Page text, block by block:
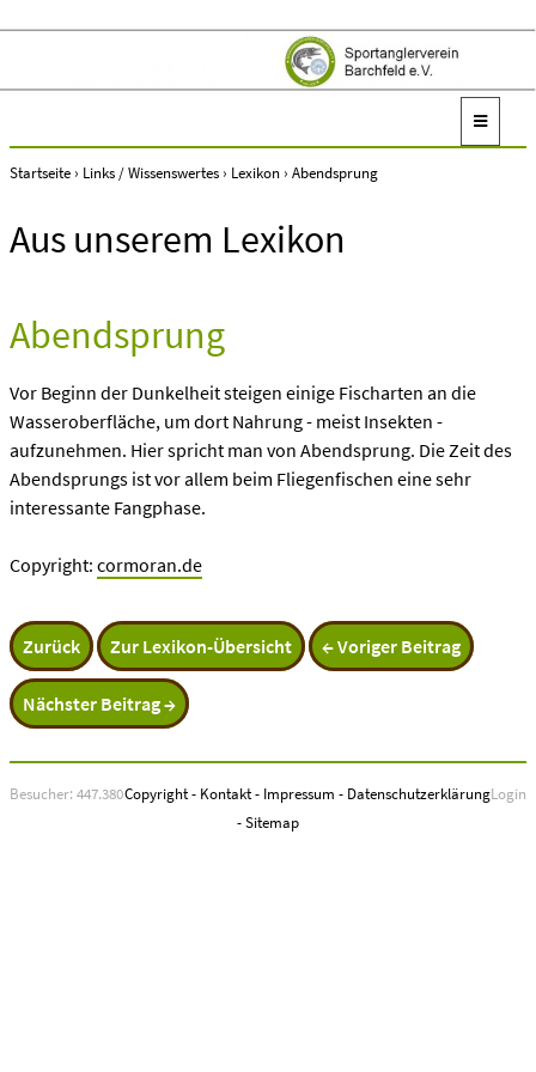
Startseite› Links / Wissenswertes› Lexikon› Abendsprung
Aus unserem Lexikon
Abendsprung
Vor Beginn der Dunkelheit steigen einige Fischarten an die
Wasseroberfläche, um dort Nahrung - meist Insekten -
aufzunehmen. Hier spricht man von Abendsprung. Die Zeit des
Abendsprungs ist vor allem beim Fliegenfischen eine sehr
interessante Fangphase.
Copyright: cormoran.de
Zurück Zur Lexikon-Übersicht ← Voriger Beitrag
Nächster Beitrag →
Besucher: 447.380 Login
Copyright- Kontakt- Impressum - Datenschutzerklärung
-Sitemap